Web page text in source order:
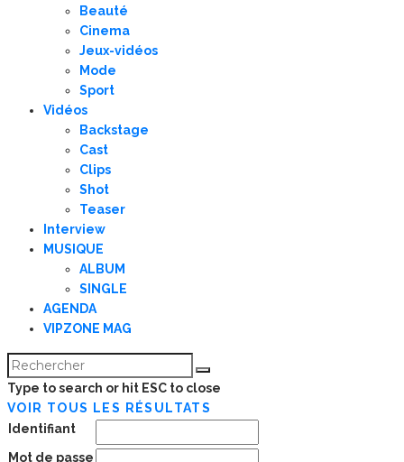
Beauté
Cinema
Jeux-vidéos
Mode
Sport
Vidéos
Backstage
Cast
Clips
Shot
Teaser
Interview
MUSIQUE
ALBUM
SINGLE
AGENDA
VIPZONE MAG
Type to search or hit ESC to close
VOIR TOUS LES RÉSULTATS
Identifiant
Mot de passe